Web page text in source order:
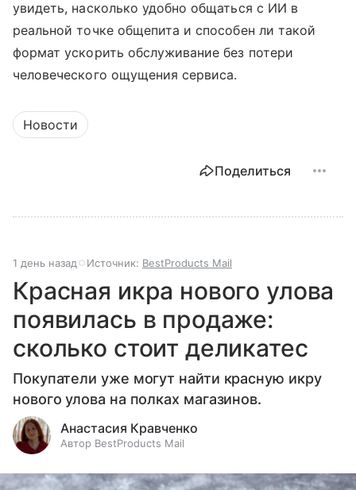
увидеть, насколько удобно общаться с ИИ в
реальной точке общепита и способен ли такой
формат ускорить обслуживание без потери
человеческого ощущения сервиса.
Новости
Поделиться
1 день назад Источник: BestProducts Mail
Красная икра нового улова
появилась в продаже:
сколько стоит деликатес
Покупатели уже могут найти красную икру
нового улова на полках магазинов.
Анастасия Кравченко
Автор BestProducts Mail